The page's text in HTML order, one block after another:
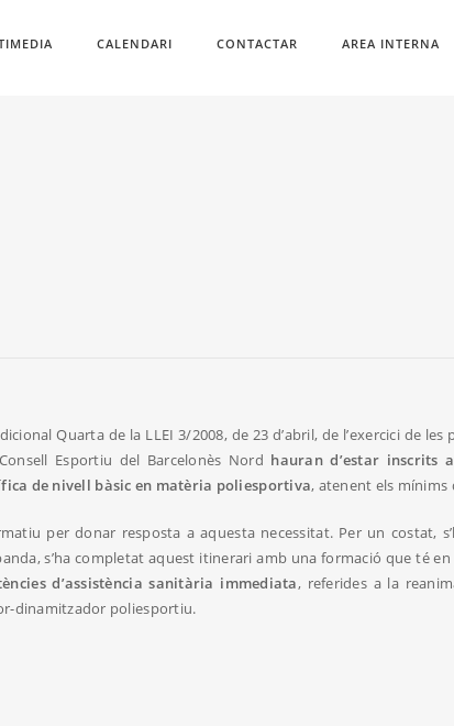
CALENDARI CONTACTAR AREA INTERNA
Quarta de la LLEI 3/2008, de 23 d’abril, de l’exercici de
Esportiu del Barcelonès Nord hauran d’estar inscrits
de nivell bàsic en matèria poliesportiva, atenent els
per donar resposta a aquesta necessitat. Per un costat,
s’ha completat aquest itinerari amb una formació que té
d’assistència sanitària immediata, referides a la
dinamitzador poliesportiu.